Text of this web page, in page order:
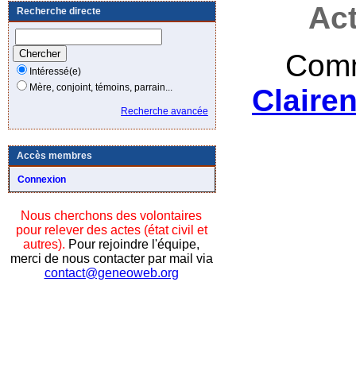
Recherche directe
Intéressé(e)
Mère, conjoint, témoins, parrain...
Recherche avancée
Accès membres
Connexion
Nous cherchons des volontaires
pour relever des actes (état civil et
autres). Pour rejoindre l'équipe,
merci de nous contacter par mail via
contact@geneoweb.org